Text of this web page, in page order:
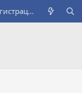
Регистрация